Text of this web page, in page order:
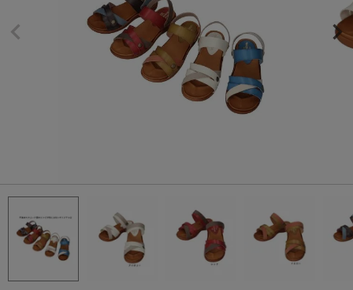
サイズ